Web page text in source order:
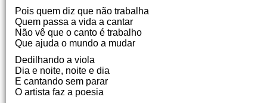
Pois quem diz que não trabalha
Quem passa a vida a cantar
Não vê que o canto é trabalho
Que ajuda o mundo a mudar
Dedilhando a viola
Dia e noite, noite e dia
E cantando sem parar
O artista faz a poesia